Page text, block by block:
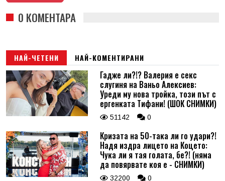
0 КОМЕНТАРА
НАЙ-ЧЕТЕНИ НАЙ-КОМЕНТИРАНИ
Гадже ли?!? Валерия е секс
слугиня на Ваньо Алексиев:
Уреди му нова тройка, този път с
ергенката Тифани! (ШОК СНИМКИ)
51142 0
Кризата на 50-така ли го удари?!
Надя издра лицето на Коцето:
Чука ли я тая голата, бе?! (няма
да повярвате коя е - СНИМКИ)
32200 0